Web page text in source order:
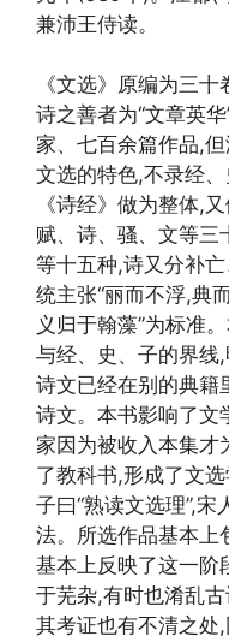
兼沛王侍读。
《文选》原编为三
诗之善者为“文章英
家、七百余篇作品,
文选的特色,不录经、
《诗经》做为整体,
赋、诗、骚、文等三
等十五种,诗又分补
统主张“丽而不浮,典
义归于翰藻”为标准
与经、史、子的界线
诗文已经在别的典籍
诗文。本书影响了文
家因为被收入本集才
了教科书,形成了文
子曰“熟读文选理”,宋
法。所选作品基本上
基本上反映了这一阶
于芜杂,有时也淆乱古
其考证也有不清之处